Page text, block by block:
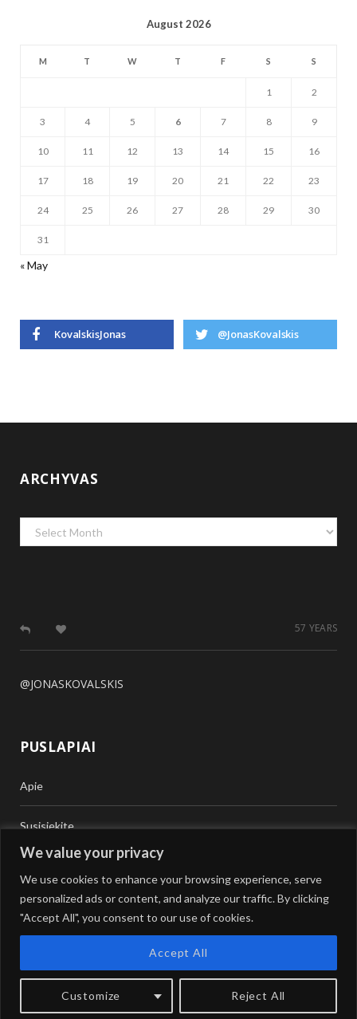
We value your privacy
We use cookies to enhance your browsing experience, serve
personalized ads or content, and analyze our traffic. By clicking
"Accept All", you consent to our use of cookies.
Customize Reject All
Accept All
August 2026
M T W T F S S
1 2
3 4 5 6 7 8 9
10 11 12 13 14 15 16
17 18 19 20 21 22 23
24 25 26 27 28 29 30
31
« May
KovalskisJonas @JonasKovalskis
ARCHYVAS
Archyvas
57 YEARS
@JONASKOVALSKIS
PUSLAPIAI
Apie
Susisiekite
Vertimai